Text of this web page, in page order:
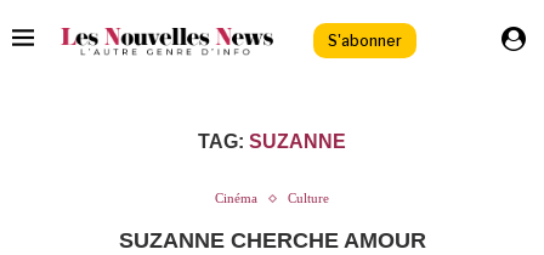
S'abonner
TAG: SUZANNE
Cinéma Culture
SUZANNE CHERCHE AMOUR